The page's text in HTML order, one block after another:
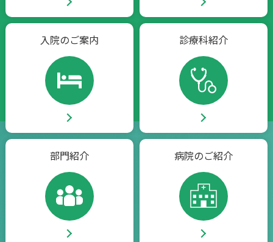
入院のご案内 診療科紹介
部門紹介 病院のご紹介